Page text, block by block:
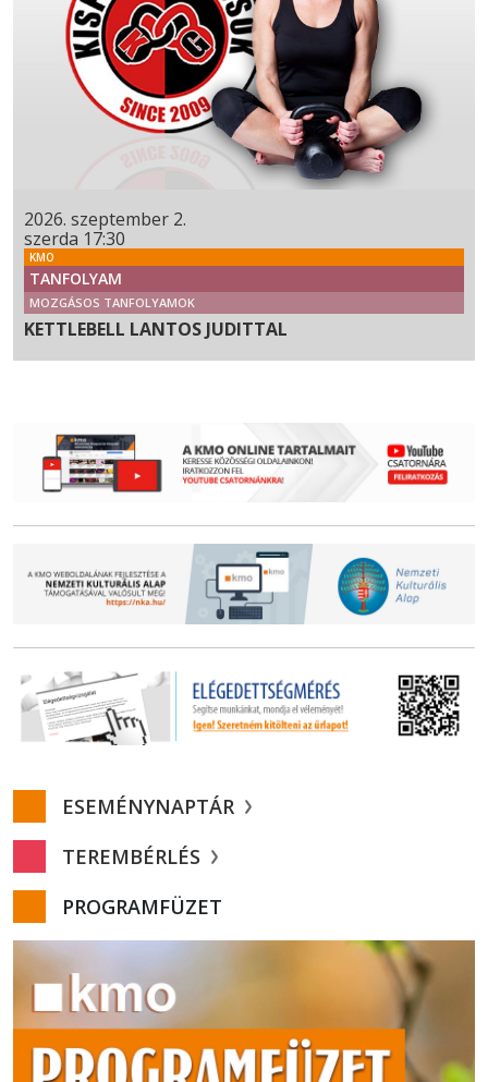
2026. szeptember 2.
szerda 17:30
KMO
TANFOLYAM
MOZGÁSOS TANFOLYAMOK
KETTLEBELL LANTOS JUDITTAL
ESEMÉNYNAPTÁR
TEREMBÉRLÉS
PROGRAMFÜZET